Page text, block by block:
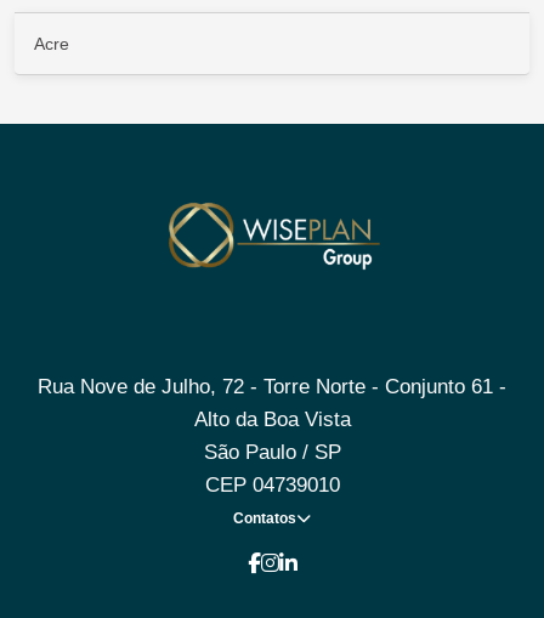
Acre
Rua Nove de Julho, 72 - Torre Norte - Conjunto 61 -
Alto da Boa Vista
São Paulo / SP
CEP 04739010
Contatos